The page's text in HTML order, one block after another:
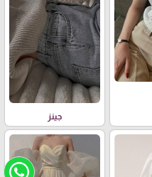
جينز